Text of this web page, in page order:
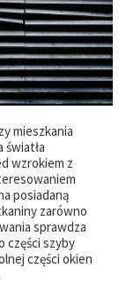
mieszkania
wzrokiem z
posiadaną
zarówno
sprawdza
części szyby
części okien